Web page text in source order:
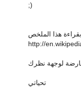
;)
هذا الملخص
http://
لوجهة نظرك
تحياتي